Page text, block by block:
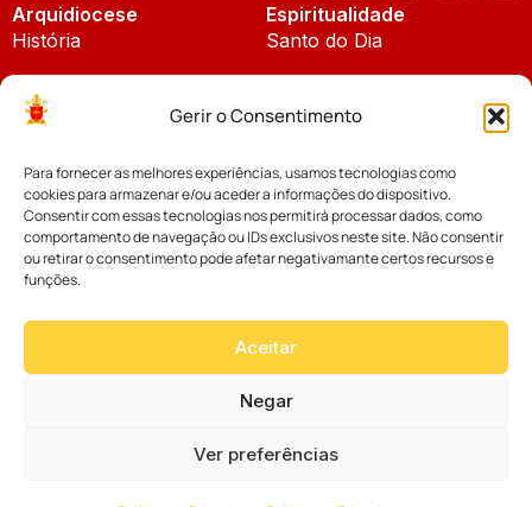
Gerir o Consentimento
Para fornecer as melhores experiências, usamos tecnologias como
cookies para armazenar e/ou aceder a informações do dispositivo.
Consentir com essas tecnologias nos permitirá processar dados, como
comportamento de navegação ou IDs exclusivos neste site. Não consentir
ou retirar o consentimento pode afetar negativamante certos recursos e
funções.
Aceitar
Negar
Ver preferências
Arquidiocese
História
Padroeira
Espiritualidade
Santo do Dia
Notícias
Notícias da Arquidiocese
Notícias Cáritas
Palavra dos Bispos
Cúria Diocesana
Fundo Diocesano
Vicariatos da Educação
Eventos